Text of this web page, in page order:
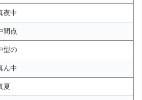
夜中
間点
型の
ん中
夏